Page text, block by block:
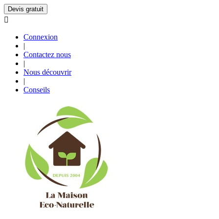
Devis gratuit

Connexion
|
Contactez nous
|
Nous découvrir
|
Conseils